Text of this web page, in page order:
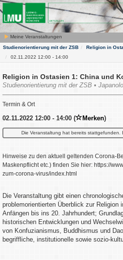
Meine Veranstaltungen
Studienorientierung mit der ZSB
Religion in
02.11.2022 12:00 - 14:00
Religion in Ostasien 1: China und
Studienorientierung mit der ZSB •
Termin & Ort
02.11.2022 12:00 - 14:00 ( Merken)
Die Veranstaltung hat bereits stattgefunden.
Hinweise zu den aktuell geltenden Corona-
Maskenpflicht etc.) finden Sie hier: https://
zum-corona-virus/index.html
Die Veranstaltung gibt einen
problemorientierten Überblick zur Religion
Anfängen bis ins 20. Jahrhundert;
historischen Entwicklungen und
von Konfuzianismus, Buddhismus und
begriffliche, institutionelle sowie sozio-